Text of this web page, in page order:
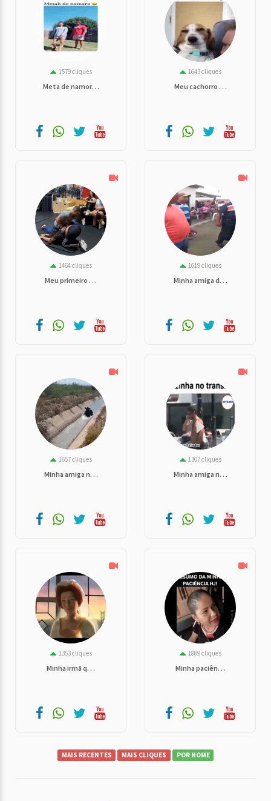
1579 cliques
Meta de namor. . .
1643 cliques
Meu cachorro . . .
1464 cliques
Meu primeiro . . .
1619 cliques
Minha amiga d. . .
1657 cliques
Minha amiga n. . .
1307 cliques
Minha amiga n. . .
1353 cliques
Minha irmã q. . .
1889 cliques
Minha paciên. . .
MAIS RECENTES MAIS CLIQUES POR NOME